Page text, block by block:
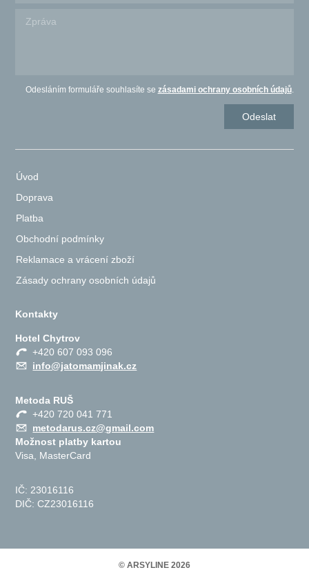
Odesláním formuláře souhlasíte se zásadami ochrany osobních údajů.
Úvod
Doprava
Platba
Obchodní podmínky
Reklamace a vrácení zboží
Zásady ochrany osobních údajů
Kontakty
Hotel Chytrov
+420 607 093 096
info@jatomamjinak.cz
Metoda RUŠ
+420 720 041 771
metodarus.cz@gmail.com
Možnost platby kartou
Visa, MasterCard
IČ: 23016116
DIČ: CZ23016116
© ARSYLINE 2026